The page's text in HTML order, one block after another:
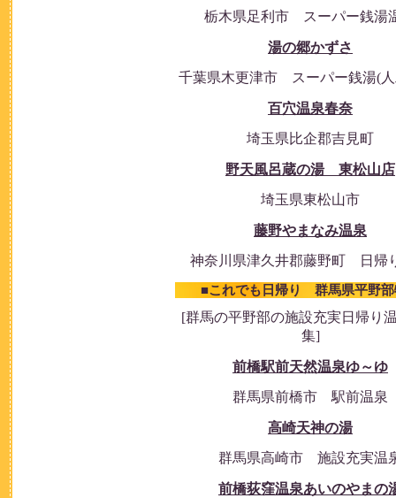
栃木県足利市 スーパー銭湯
湯の郷かずさ
千葉県木更津市 スーパー銭湯(
百穴温泉春奈
埼玉県比企郡吉見町
野天風呂蔵の湯 東松山店
埼玉県東松山市
藤野やまなみ温泉
神奈川県津久井郡藤野町 日帰
■これでも日帰り 群馬県平野部
[群馬の平野部の施設充実日帰り
集]
前橋駅前天然温泉ゆ～ゆ
群馬県前橋市 駅前温泉
高崎天神の湯
群馬県高崎市 施設充実温
前橋荻窪温泉あいのやまの